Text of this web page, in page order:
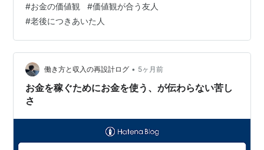
をしていたメンバーでした。 あれから20年…→綾小路き
みまろみｗ 今では年に1度も会いませんが、ふとした拍子
にこうやって交流が続いています。 ｳﾏが合うと言えばそ
れまでですが、この人から得られるものがあり、得難い
存在であることも大きいです。 わたしは専業主婦の彼女
に仕事の…
#お金の価値観 #価値観が合う友人
#老後につきあいた人
働き方と収入の再設計ログ • 5ヶ月前
お金を稼ぐためにお金を使う、が伝わらない苦し
さ